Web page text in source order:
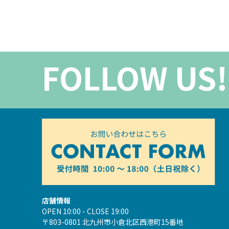
FOLLOW
店舗情報
OPEN 10:00 - CLOSE 19:00
〒803-0801 北九州市小倉北区西港町15番地